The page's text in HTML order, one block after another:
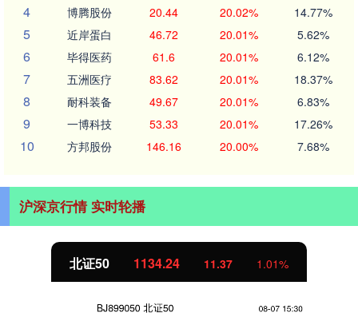
4 博腾股份 20.44 20.02% 14.77%
5 近岸蛋白 46.72 20.01% 5.62%
6 毕得医药 61.6 20.01% 6.12%
7 五洲医疗 83.62 20.01% 18.37%
8 耐科装备 49.67 20.01% 6.83%
9 一博科技 53.33 20.01% 17.26%
10 方邦股份 146.16 20.00% 7.68%
沪深京行情 实时轮播
北证50 1134.24 11.37 1.01%